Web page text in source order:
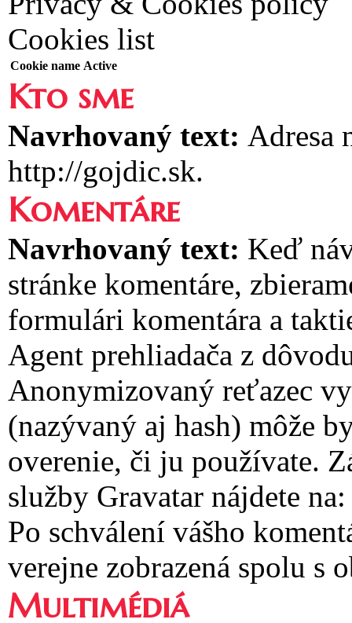
Cookies list
Cookie name Active
Kto sme
Navrhovaný text: Adresa
http://gojdic.sk.
Komentáre
Navrhovaný text: Keď
stránke komentáre,
formulári komentára a
Agent prehliadača z
Anonymizovaný reťazec
(nazývaný aj hash) môže
overenie, či ju používate.
služby Gravatar nájdete
Po schválení vášho
verejne zobrazená spolu s
Multimédiá